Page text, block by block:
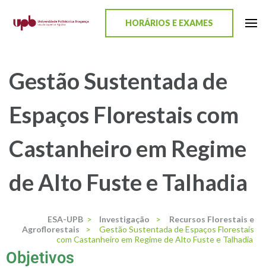
HORÁRIOS E EXAMES
Gestão Sustentada de
Espaços Florestais com
Castanheiro em Regime
de Alto Fuste e Talhadia
ESA-UPB > Investigação >
Recursos Florestais e
Agroflorestais
>
Gestão Sustentada de Espaços Florestais
com Castanheiro em Regime de Alto Fuste e Talhadia
Objetivos